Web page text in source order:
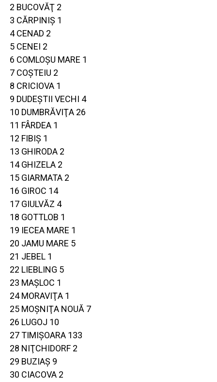
2 BUCOVĂŢ 2
3 CĂRPINIŞ 1
4 CENAD 2
5 CENEI 2
6 COMLOŞU MARE 1
7 COŞTEIU 2
8 CRICIOVA 1
9 DUDEŞTII VECHI 4
10 DUMBRĂVIŢA 26
11 FÂRDEA 1
12 FIBIŞ 1
13 GHIRODA 2
14 GHIZELA 2
15 GIARMATA 2
16 GIROC 14
17 GIULVĂZ 4
18 GOTTLOB 1
19 IECEA MARE 1
20 JAMU MARE 5
21 JEBEL 1
22 LIEBLING 5
23 MAŞLOC 1
24 MORAVIŢA 1
25 MOŞNIŢA NOUĂ 7
26 LUGOJ 10
27 TIMIŞOARA 133
28 NIŢCHIDORF 2
29 BUZIAŞ 9
30 CIACOVA 2